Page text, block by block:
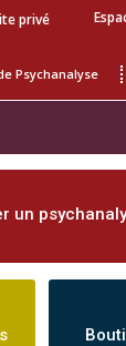
privé
Psychanalyse
un